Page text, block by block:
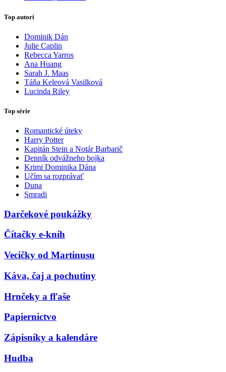
Top autori
Dominik Dán
Julie Caplin
Rebecca Yarros
Ana Huang
Sarah J. Maas
Táňa Keleová Vasilková
Lucinda Riley
Top série
Romantické úteky
Harry Potter
Kapitán Stein a Notár Barbarič
Denník odvážneho bojka
Krimi Dominika Dána
Učím sa rozprávať
Duna
Smradi
Darčekové poukážky
Čítačky e-kníh
Vecičky od Martinusu
Káva, čaj a pochutiny
Hrnčeky a fľaše
Papiernictvo
Zápisníky a kalendáre
Hudba